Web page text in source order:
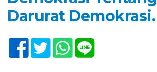
Darurat Demokrasi.